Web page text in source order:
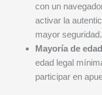
con un
activar la
mayor seguridad.
Mayoría de
edad legal
participar en